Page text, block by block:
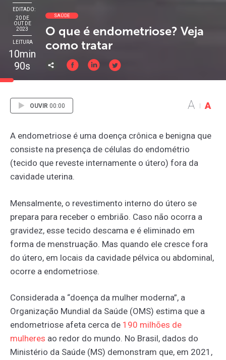
SAÚDE
O que é endometriose? Veja
como tratar
EDITADO:
20 DE
OUT DE
2023
LEITURA
10min
90s
OUVIR 00:00 A A
A endometriose é uma doença crônica e benigna que
consiste na presença de células do endométrio
(tecido que reveste internamente o útero) fora da
cavidade uterina.
Mensalmente, o revestimento interno do útero se
prepara para receber o embrião. Caso não ocorra a
gravidez, esse tecido descama e é eliminado em
forma de menstruação. Mas quando ele cresce fora
do útero, em locais da cavidade pélvica ou abdominal,
ocorre a endometriose.
Considerada a “doença da mulher moderna”, a
Organização Mundial da Saúde (OMS) estima que a
endometriose afeta cerca de 190 milhões de
mulheres ao redor do mundo. No Brasil, dados do
Ministério da Saúde (MS) demonstram que, em 2021,